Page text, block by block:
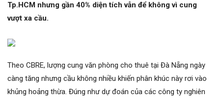
Tp.HCM nhưng gần 40% diện tích vẫn để không vì cung
vượt xa cầu.
Theo CBRE, lượng cung văn phòng cho thuê tại Đà Nẵng ngày
càng tăng nhưng cầu không nhiều khiến phân khúc này rơi vào
khủng hoảng thừa. Đúng như dự đoán của các công ty nghiên